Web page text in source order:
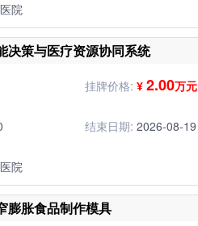
院
决策与医疗资源协同系统
挂牌价格: ¥ 2.00万元
结束日期: 2026-08-19
院
膨胀食品制作模具